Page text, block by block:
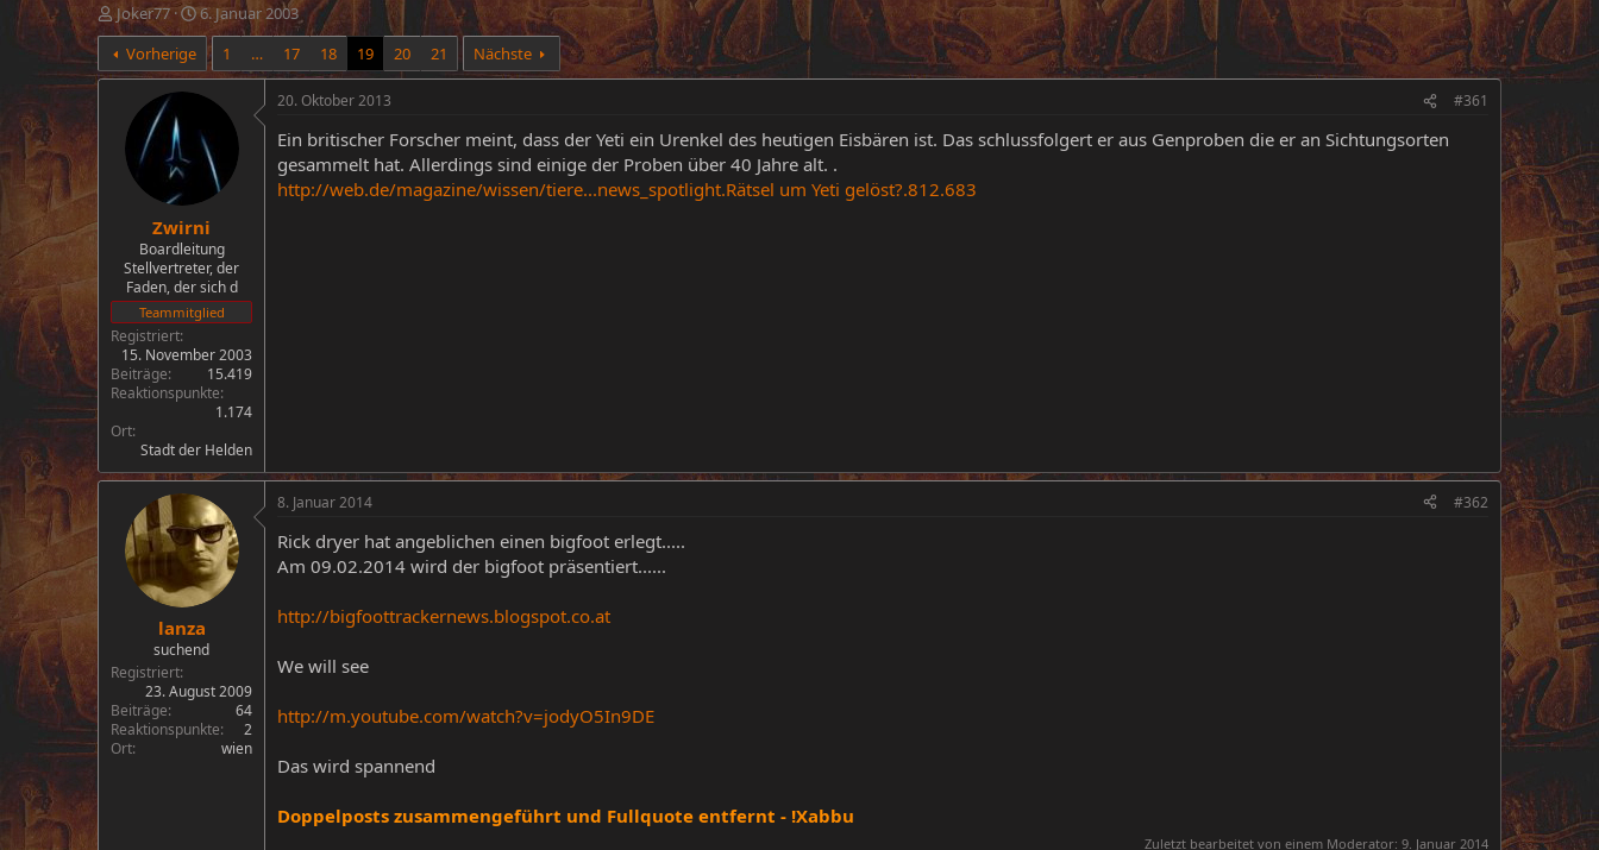
E
r
s
t
Joker77
E
r
t
e
l
m
6. Januar 2003
Vorherige
1 … 17 18 19 20 21 Nächste
Zwirni
Boardleitung
Stellvertreter, der
Faden, der sich d
Teammitglied
Registriert
15. November 2003
Beiträge
15.419
Reaktionspunkte
1.174
Ort
Stadt der Helden
20. Oktober 2013 #361
Ein britischer Forscher meint, dass der Yeti ein Urenkel des heutigen Eisbären ist. Das schlussfolgert er aus Genproben die er an Sichtungsorten
gesammelt hat. Allerdings sind einige der Proben über 40 Jahre alt. .
http://web.de/magazine/wissen/tiere...news_spotlight.Rätsel um Yeti gelöst?.812.683
lanza
suchend
Registriert
23. August 2009
Beiträge
64
Reaktionspunkte
2
Ort
wien
8. Januar 2014 #362
Rick dryer hat angeblichen einen bigfoot erlegt.....
Am 09.02.2014 wird der bigfoot präsentiert......
http://bigfoottrackernews.blogspot.co.at
We will see
http://m.youtube.com/watch?v=jodyO5In9DE
Das wird spannend
Doppelposts zusammengeführt und Fullquote entfernt - !Xabbu
Zuletzt bearbeitet von einem Moderator: 9. Januar 2014